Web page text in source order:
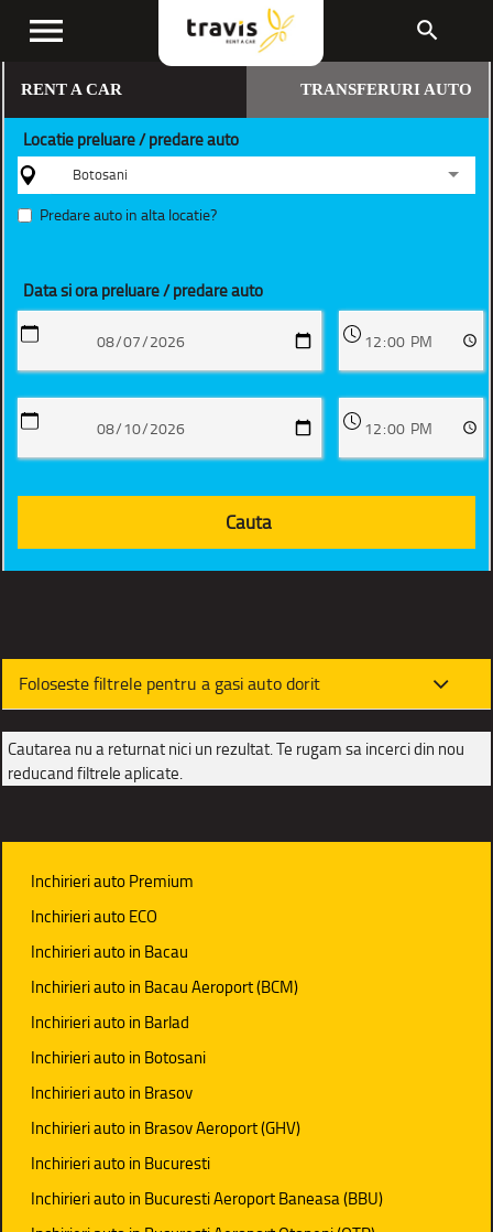
menu search
RENT A CAR TRANSFERURI AUTO
Locatie preluare / predare auto
Botosani
Predare auto in alta locatie?
Data si ora preluare / predare auto
Foloseste filtrele pentru a gasi auto dorit
Cautarea nu a returnat nici un rezultat. Te rugam sa incerci din nou
reducand filtrele aplicate.
Inchirieri auto Premium
Inchirieri auto ECO
Inchirieri auto in Bacau
Inchirieri auto in Bacau Aeroport (BCM)
Inchirieri auto in Barlad
Inchirieri auto in Botosani
Inchirieri auto in Brasov
Inchirieri auto in Brasov Aeroport (GHV)
Inchirieri auto in Bucuresti
Inchirieri auto in Bucuresti Aeroport Baneasa (BBU)